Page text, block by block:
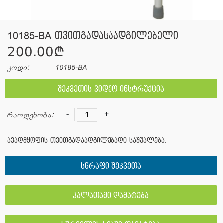
10185-BA თვითგადასაადგილებელი
200.00¢
კოდი: 10185-BA
შეკვეთის ვიდეო ინსტრუქცია
რაოდენობა: - +
ავადმყოფის თვითგადაადგილებადი საშუალება.
სწრაფი შეკვეთა
კალათაში დამატება